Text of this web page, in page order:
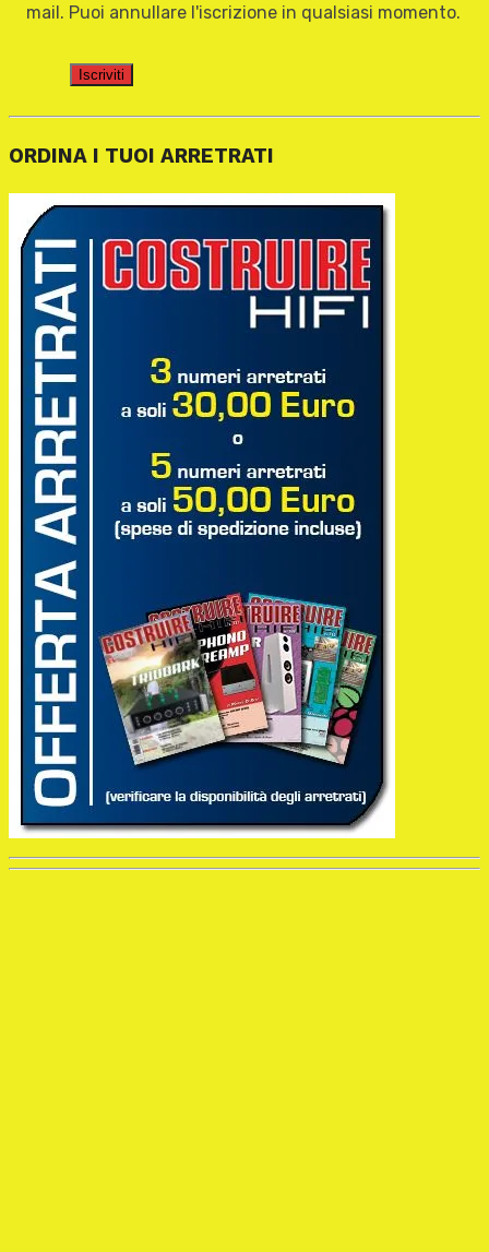
mail. Puoi annullare l'iscrizione in qualsiasi momento.
Iscriviti
ORDINA I TUOI ARRETRATI